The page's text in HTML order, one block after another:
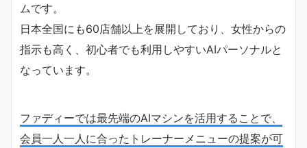
ムです。
日本全国にも60店舗以上を展開しており、女性からの
指示も高く、初心者でも利用しやすいAIパーソナルと
なっています。
ファディーでは最先端のAIマシンを活用することで、
会員一人一人に合ったトレーナーメニューの提案が可